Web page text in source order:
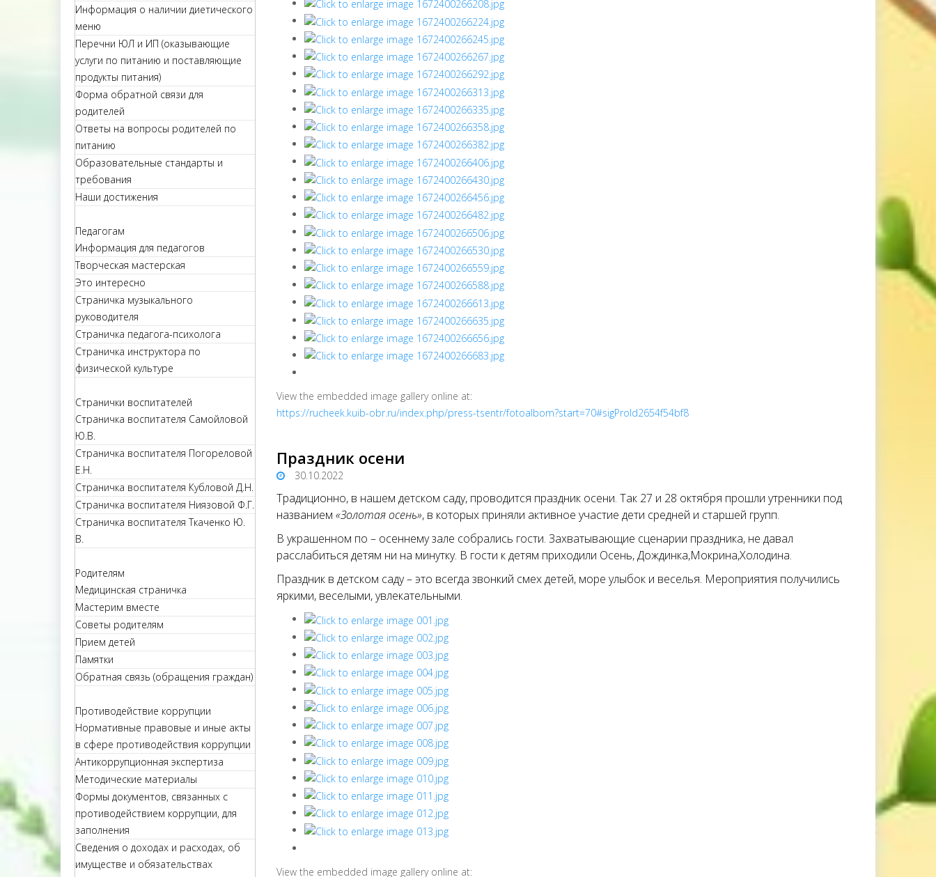
Информация о наличии диетического
меню
Перечни ЮЛ и ИП (оказывающие
услуги по питанию и поставляющие
продукты питания)
Форма обратной связи для
родителей
Ответы на вопросы родителей по
питанию
Образовательные стандарты и
требования
Наши достижения
Педагогам
Информация для педагогов
Творческая мастерская
Это интересно
Страничка музыкального
руководителя
Страничка педагога-психолога
Страничка инструктора по
физической культуре
Странички воспитателей
Страничка воспитателя Самойловой
Ю.В.
Страничка воспитателя Погореловой
Е.Н.
Страничка воспитателя Кубловой Д.Н.
Страничка воспитателя Ниязовой Ф.Г.
Страничка воспитателя Ткаченко Ю.
В.
Родителям
Медицинская страничка
Мастерим вместе
Советы родителям
Прием детей
Памятки
Обратная связь (обращения граждан)
Противодействие коррупции
Нормативные правовые и иные акты
в сфере противодействия коррупции
Антикоррупционная экспертиза
Методические материалы
Формы документов, связанных с
противодействием коррупции, для
заполнения
Сведения о доходах и расходах, об
имуществе и обязательствах
View the embedded image gallery online at:
https://rucheek.kuib-obr.ru/index.php/press-tsentr/fotoalbom?start=70#sigProId2654f54bf8
Праздник осени
30.10.2022
Традиционно, в нашем детском саду, проводится праздник осени. Так 27 и 28 октября прошли утренники под
названием «Золотая осень», в которых приняли активное участие дети средней и старшей групп.
В украшенном по – осеннему зале собрались гости. Захватывающие сценарии праздника, не давал
расслабиться детям ни на минутку. В гости к детям приходили Осень, Дождинка,Мокрина,Холодина.
Праздник в детском саду – это всегда звонкий смех детей, море улыбок и веселья. Мероприятия получились
яркими, веселыми, увлекательными.
View the embedded image gallery online at: